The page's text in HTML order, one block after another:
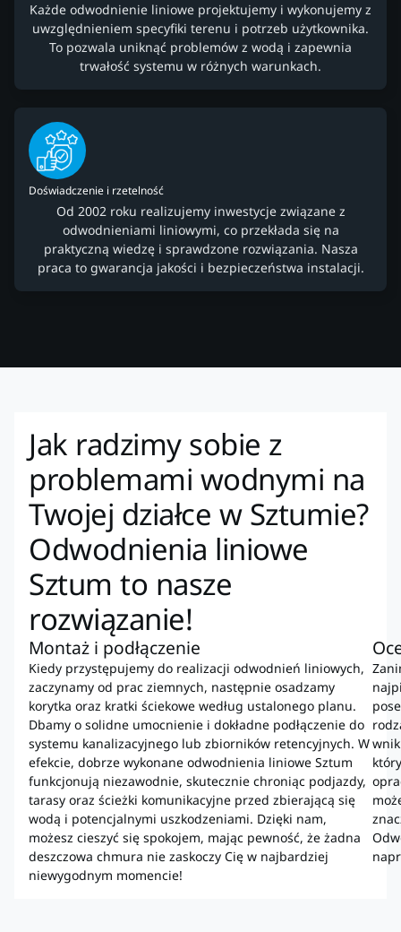
Każde odwodnienie liniowe projektujemy i wykonujemy z
uwzględnieniem specyfiki terenu i potrzeb użytkownika.
To pozwala uniknąć problemów z wodą i zapewnia
trwałość systemu w różnych warunkach.
Doświadczenie i rzetelność
Od 2002 roku realizujemy inwestycje związane z
odwodnieniami liniowymi, co przekłada się na
praktyczną wiedzę i sprawdzone rozwiązania. Nasza
praca to gwarancja jakości i bezpieczeństwa instalacji.
Jak radzimy sobie z
problemami wodnymi na
Twojej działce w Sztumie?
Odwodnienia liniowe
Sztum to nasze
rozwiązanie!
Montaż i podłączenie
Kiedy przystępujemy do realizacji odwodnień liniowych,
zaczynamy od prac ziemnych, następnie osadzamy
korytka oraz kratki ściekowe według ustalonego planu.
Dbamy o solidne umocnienie i dokładne podłączenie do
systemu kanalizacyjnego lub zbiorników retencyjnych. W
efekcie, dobrze wykonane odwodnienia liniowe Sztum
funkcjonują niezawodnie, skutecznie chroniąc podjazdy,
tarasy oraz ścieżki komunikacyjne przed zbierającą się
wodą i potencjalnymi uszkodzeniami. Dzięki nam,
możesz cieszyć się spokojem, mając pewność, że żadna
deszczowa chmura nie zaskoczy Cię w najbardziej
niewygodnym momencie!